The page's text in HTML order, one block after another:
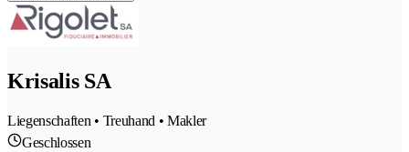
Krisalis SA
Liegenschaften • Treuhand • Makler
Geschlossen